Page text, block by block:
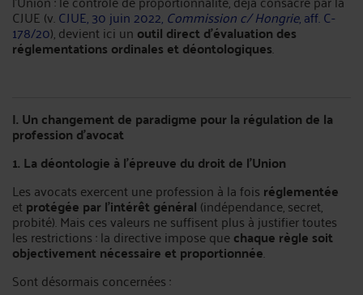
CJUE (v.CJUE, 30 juin 2022, Commission c/ Hongrie, aff. C-
178/20), devient ici un outil direct d’évaluation des
réglementations ordinales et déontologiques.
I. Un changement de paradigme pour la régulation de la
profession d’avocat
1. La déontologie à l’épreuve du droit de l’Union
Les avocats exercent une profession à la fois réglementée
etprotégée par l’intérêt général (indépendance, secret,
probité). Mais ces valeurs ne suffisent plus à justifier toutes
les restrictions : la directive impose quechaque règle soit
objectivement nécessaire et proportionnée.
Sont désormais concernées :